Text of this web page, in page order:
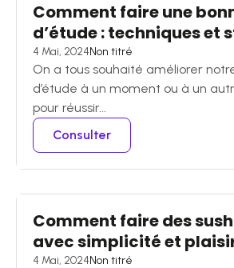
Comment faire une
d’étude : techniques et
4 Mai, 2024Non titré
On a tous souhaité améliorer
d’étude à un moment ou à un
pour réussir...
Consulter
Comment faire des
avec simplicité et
4 Mai, 2024Non titré